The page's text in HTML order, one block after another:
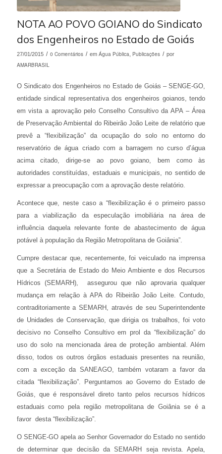
NOTA AO POVO GOIANO do Sindicato
dos Engenheiros no Estado de Goiás
27/01/2015 / 0 Comentários / em Água Pública Publicações / por
AMARBRASIL
O Sindicato dos Engenheiros no Estado de Goiás – SENGE-GO,
entidade sindical representativa dos engenheiros goianos, tendo
em vista a aprovação pelo Conselho Consultivo da APA – Área
de Preservação Ambiental do Ribeirão João Leite de relatório que
prevê a “flexibilização” da ocupação do solo no entorno do
reservatório de água criado com a barragem no curso d’água
acima citado, dirige-se ao povo goiano, bem como às
autoridades constituídas, estaduais e municipais, no sentido de
expressar a preocupação com a aprovação deste relatório.
Acontece que, neste caso a “flexibilização é o primeiro passo
para a viabilização da especulação imobiliária na área de
influência daquela relevante fonte de abastecimento de água
potável à população da Região Metropolitana de Goiânia”.
Cumpre destacar que, recentemente, foi veiculado na imprensa
que a Secretária de Estado do Meio Ambiente e dos Recursos
Hídricos (SEMARH), assegurou que não aprovaria qualquer
mudança em relação à APA do Ribeirão João Leite. Contudo,
contraditoriamente a SEMARH, através de seu Superintendente
de Unidades de Conservação, que dirigia os trabalhos, foi voto
decisivo no Conselho Consultivo em prol da “flexibilização” do
uso do solo na mencionada área de proteção ambiental. Além
disso, todos os outros órgãos estaduais presentes na reunião,
com a exceção da SANEAGO, também votaram a favor da
citada “flexibilização”. Perguntamos ao Governo do Estado de
Goiás, que é responsável direto tanto pelos recursos hídricos
estaduais como pela região metropolitana de Goiânia se é a
favor desta “flexibilização”.
O SENGE-GO apela ao Senhor Governador do Estado no sentido
de determinar que decisão da SEMARH seja revista. Apela,